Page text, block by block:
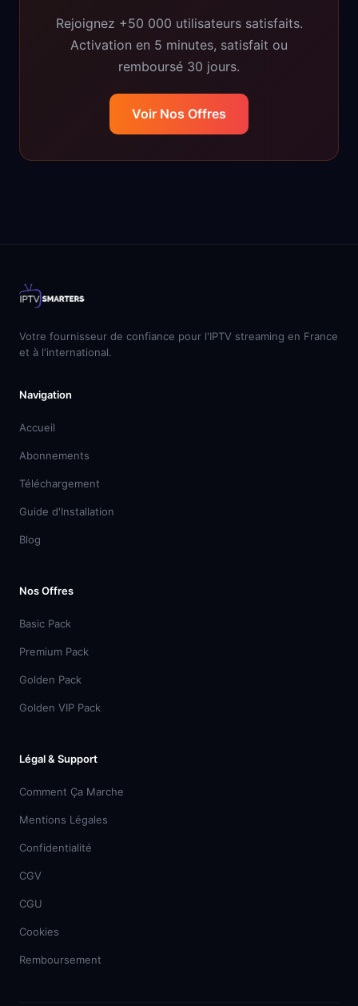
Rejoignez +50 000 utilisateurs satisfaits.
Activation en 5 minutes, satisfait ou
remboursé 30 jours.
Voir Nos Offres
Votre fournisseur de confiance pour l'IPTV streaming en France
et à l'international.
Navigation
Accueil
Abonnements
Téléchargement
Guide d'Installation
Blog
Nos Offres
Basic Pack
Premium Pack
Golden Pack
Golden VIP Pack
Légal & Support
Comment Ça Marche
Mentions Légales
Confidentialité
CGV
CGU
Cookies
Remboursement